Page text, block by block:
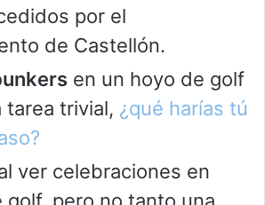
por el
de Castellón.
en un hoyo de golf
tarea trivial, ¿qué harías tú
ver celebraciones en